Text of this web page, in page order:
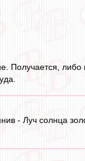
Получается, либо
- Луч солнца